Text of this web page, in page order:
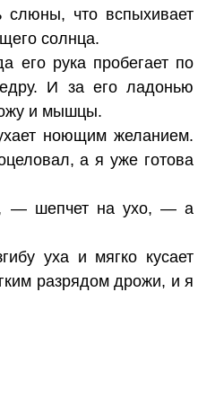
слюны, что вспыхивает
солнца.
его рука пробегает по
И за его ладонью
и мышцы.
ноющим желанием.
а я уже готова
— шепчет на ухо, — а
уха и мягко кусает
разрядом дрожи, и я